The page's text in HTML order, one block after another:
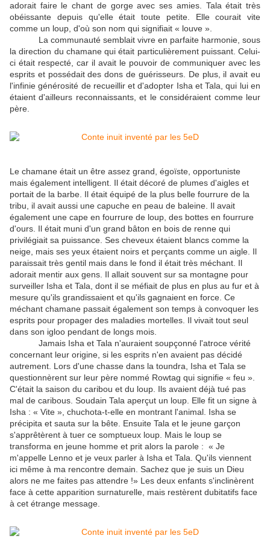
adorait faire le chant de gorge avec ses amies. Tala était très
obéissante depuis qu'elle était toute petite. Elle courait vite
comme un loup, d'où son nom qui signifiait « louve ».
La communauté semblait vivre en parfaite harmonie, sous
la direction du chamane qui était particulièrement puissant. Celui-
ci était respecté, car il avait le pouvoir de communiquer avec les
esprits et possédait des dons de guérisseurs. De plus, il avait eu
l'infinie générosité de recueillir et d'adopter Isha et Tala, qui lui en
étaient d'ailleurs reconnaissants, et le considéraient comme leur
père.
Le chamane était un être assez grand, égoïste, opportuniste
mais également intelligent. Il était décoré de plumes d'aigles et
portait de la barbe. Il était équipé de la plus belle fourrure de la
tribu, il avait aussi une capuche en peau de baleine. Il avait
également une cape en fourrure de loup, des bottes en fourrure
d'ours. Il était muni d'un grand bâton en bois de renne qui
privilégiait sa puissance. Ses cheveux étaient blancs comme la
neige, mais ses yeux étaient noirs et perçants comme un aigle. Il
paraissait très gentil mais dans le fond il était très méchant. Il
adorait mentir aux gens. Il allait souvent sur sa montagne pour
surveiller Isha et Tala, dont il se méfiait de plus en plus au fur et à
mesure qu'ils grandissaient et qu'ils gagnaient en force. Ce
méchant chamane passait également son temps à convoquer les
esprits pour propager des maladies mortelles. Il vivait tout seul
dans son igloo pendant de longs mois.
Jamais Isha et Tala n'auraient soupçonné l'atroce vérité
concernant leur origine, si les esprits n'en avaient pas décidé
autrement. Lors d'une chasse dans la toundra, Isha et Tala se
questionnèrent sur leur père nommé Rowtag qui signifie « feu ».
C'était la saison du caribou et du loup. Ils avaient déjà tué pas
mal de caribous. Soudain Tala aperçut un loup. Elle fit un signe à
Isha : « Vite », chuchota-t-elle en montrant l'animal. Isha se
précipita et sauta sur la bête. Ensuite Tala et le jeune garçon
s'apprêtèrent à tuer ce somptueux loup. Mais le loup se
transforma en jeune homme et prit alors la parole : « Je
m'appelle Lenno et je veux parler à Isha et Tala. Qu'ils viennent
ici même à ma rencontre demain. Sachez que je suis un Dieu
alors ne me faites pas attendre !» Les deux enfants s'inclinèrent
face à cette apparition surnaturelle, mais restèrent dubitatifs face
à cet étrange message.